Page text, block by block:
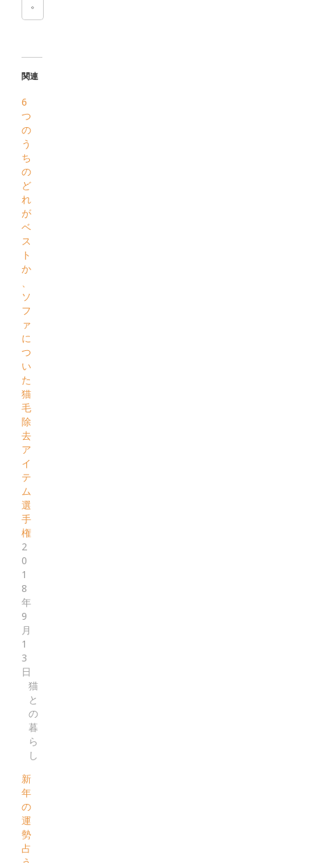
。
関連
6
つ
の
う
ち
の
ど
れ
が
ベ
ス
ト
か
ソ
フ
ァ
に
つ
い
た
猫
毛
除
去
ア
イ
テ
ム
選
手
権
2
0
1
8
年
9
月
1
3
日
猫
と
の
暮
ら
し
新
年
の
運
勢
占